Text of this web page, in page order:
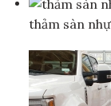
thảm sàn